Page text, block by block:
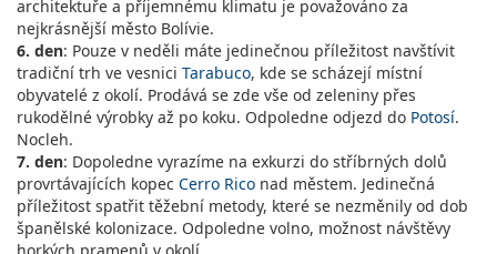
architektuře a příjemnému klimatu je považováno za
nejkrásnější město Bolívie.
6. den: Pouze v neděli máte jedinečnou příležitost navštívit
tradiční trh ve vesnici Tarabuco, kde se scházejí místní
obyvatelé z okolí. Prodává se zde vše od zeleniny přes
rukodělné výrobky až po koku. Odpoledne odjezd do Potosí.
Nocleh.
7. den: Dopoledne vyrazíme na exkurzi do stříbrných dolů
provrtávajících kopec Cerro Rico nad městem. Jedinečná
příležitost spatřit těžební metody, které se nezměnily od dob
španělské kolonizace. Odpoledne volno, možnost návštěvy